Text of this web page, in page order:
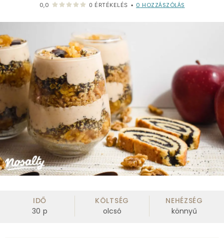
0,0 0 ÉRTÉKELÉS • 0 HOZZÁSZÓLÁS
IDŐ
30 p
KÖLTSÉG
olcsó
NEHÉZSÉG
könnyű